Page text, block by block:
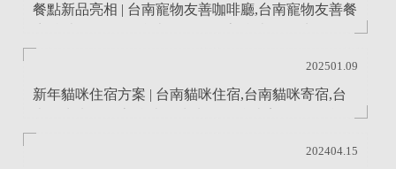
餐點新品亮相 | 台南寵物友善咖啡廳,台南寵物友善餐
202501.09
新年貓咪住宿方案 | 台南貓咪住宿,台南貓咪寄宿,台
202404.15